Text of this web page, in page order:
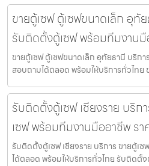
ขายตู้เซฟ ตู้เซฟขนาดเล็ก อุทั
รับติดตั้งตู้เซฟ พร้อมทีมงานมื
ขายตู้เซฟ ตู้เซฟขนาดเล็ก อุทัยธานี บริก
สอบถามได้ตลอด พร้อมให้บริการทั่วไทย
รับติดตั้งตู้เซฟ เชียงราย บริ
เซฟ พร้อมทีมงานมืออาชีพ รา
รับติดตั้งตู้เซฟ เชียงราย บริการ ขายตู้
ได้ตลอด พร้อมให้บริการทั่วไทย รับติดตั้ง